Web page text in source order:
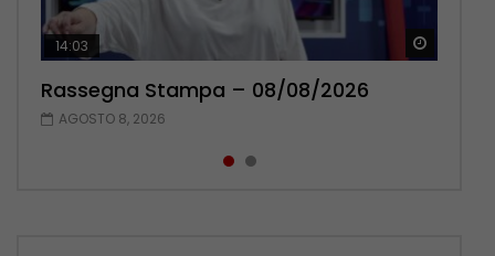
14:03
Rassegna Stampa – 08/08/2026
AGOSTO 8, 2026
16:38
Rassegna Stampa – 07/08/2026
AGOSTO 7, 2026